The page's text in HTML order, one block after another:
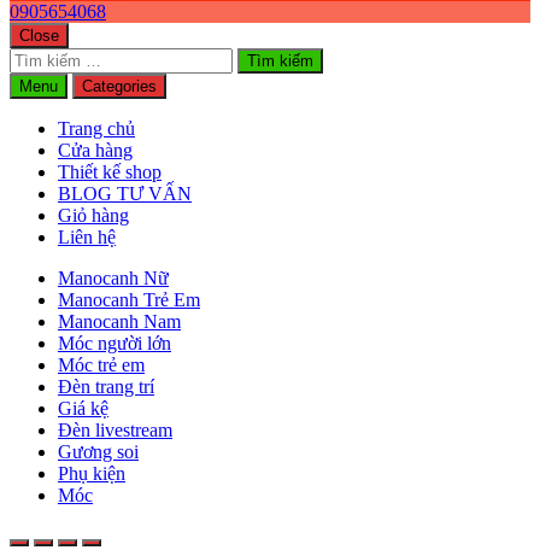
0905654068
Close
Tìm
kiếm
cho:
Menu Categories
Trang chủ
Cửa hàng
Thiết kế shop
BLOG TƯ VẤN
Giỏ hàng
Liên hệ
Manocanh Nữ
Manocanh Trẻ Em
Manocanh Nam
Móc người lớn
Móc trẻ em
Đèn trang trí
Giá kệ
Đèn livestream
Gương soi
Phụ kiện
Móc